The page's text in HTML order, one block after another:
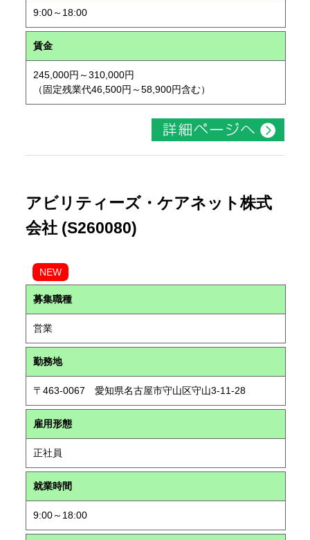
9:00～18:00
賃金
245,000円～310,000円
（固定残業代46,500円～58,900円含む）
アビリティーズ・ケアネット株式
会社 (S260080)
NEW
募集職種
営業
勤務地
〒463-0067 愛知県名古屋市守山区守山3-11-28
雇用形態
正社員
就業時間
9:00～18:00